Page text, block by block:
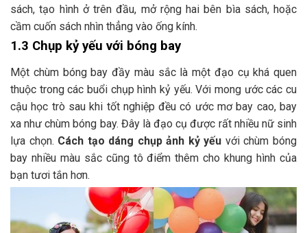
sách, tạo hình ở trên đầu, mở rộng hai bên bìa sách, hoặc
cầm cuốn sách nhìn thẳng vào ống kính.
1.3 Chụp kỷ yếu với bóng bay
Một chùm bóng bay đầy màu sắc là một đạo cụ khá quen
thuộc trong các buổi chụp hình kỷ yếu. Với mong ước các cu
cậu học trò sau khi tốt nghiệp đều có ước mơ bay cao, bay
xa như chùm bóng bay. Đây là đạo cụ được rất nhiều nữ sinh
lựa chọn. Cách tạo dáng chụp ảnh kỷ yếu với chùm bóng
bay nhiều màu sắc cũng tô điểm thêm cho khung hình của
bạn tươi tắn hơn.